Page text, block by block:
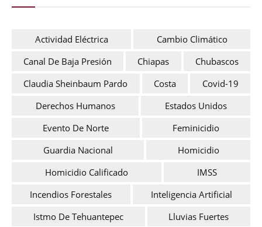
Actividad Eléctrica
Cambio Climático
Canal De Baja Presión
Chiapas
Chubascos
Claudia Sheinbaum Pardo
Costa
Covid-19
Derechos Humanos
Estados Unidos
Evento De Norte
Feminicidio
Guardia Nacional
Homicidio
Homicidio Calificado
IMSS
Incendios Forestales
Inteligencia Artificial
Istmo De Tehuantepec
Lluvias Fuertes